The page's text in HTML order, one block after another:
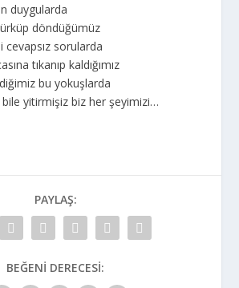
duygularda
döndüğümüz
cevapsız sorularda
tıkanıp kaldığımız
bu yokuşlarda
yitirmişiz biz her şeyimizi…
PAYLAŞ:
BEĞENI DERECESI: